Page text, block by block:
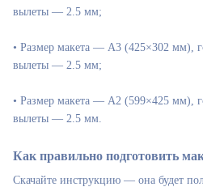
вылеты — 2.5 мм;
• Размер макета — А3 (425×302 мм),
вылеты — 2.5 мм;
• Размер макета — А2 (599×425 мм),
вылеты — 2.5 мм.
Как правильно подготовить
Скачайте инструкцию — она будет